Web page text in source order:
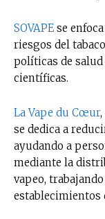
SOVAPE se
riesgos del
políticas de
científicas.
La Vape du Cœur
se dedica a
ayudando a
mediante la
vapeo,
establecimientos